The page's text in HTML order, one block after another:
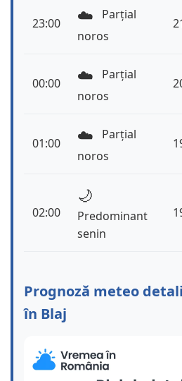
23:00 ☁️
Parțial
noros
00:00 ☁️
Parțial
noros
01:00 ☁️
Parțial
noros
02:00
🌙
Predominant
senin
Prognoză meteo
în Blaj